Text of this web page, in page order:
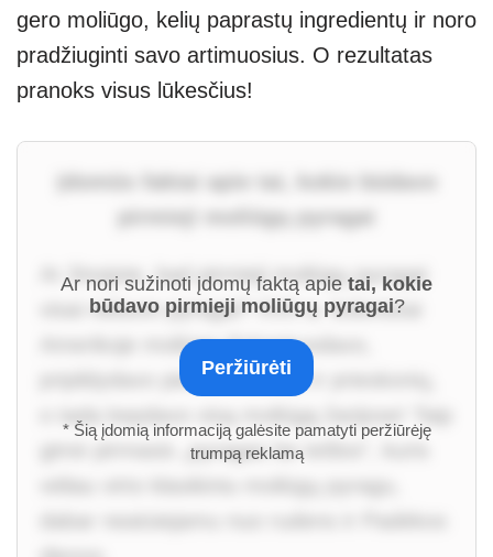
gero moliūgo, kelių paprastų ingredientų ir noro
pradžiuginti savo artimuosius. O rezultatas
pranoks visus lūkesčius!
Įdomūs faktai apie tai, kokie būdavo
pirmieji moliūgų pyragai
Ar žinojote, kad pirmieji moliūgų pyragai
visai nebuvo pyragai? XVII a. kolonistai
Amerikoje moliūgą išskaptuodavo,
pripildydavo pieno, medaus ir prieskonių,
o tada kepdavo visą moliūgą žarijose! Taip
gimė pirmasis „pyragas be tešlos“, kuris
Ar nori sužinoti įdomų faktą apie tai, kokie
būdavo pirmieji moliūgų pyragai?
Peržiūrėti
* Šią įdomią informaciją galėsite pamatyti peržiūrėję
trumpą reklamą